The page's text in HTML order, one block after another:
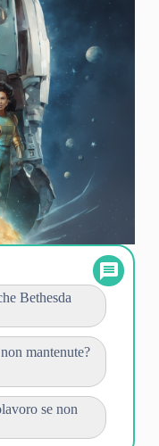
Bethesda
mantenute?
se non